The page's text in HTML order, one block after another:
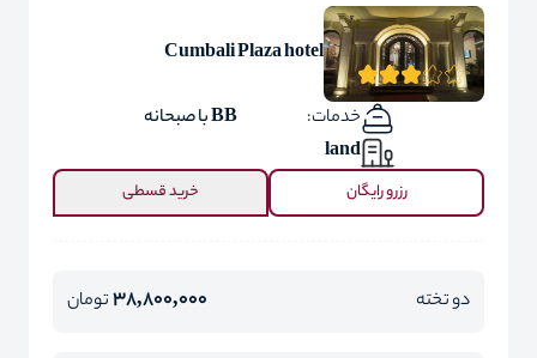
Cumbali Plaza hotel
خدمات:
BB با صبحانه
land
رزرو رایگان خرید قسطی
دو تخته 38,800,000تومان